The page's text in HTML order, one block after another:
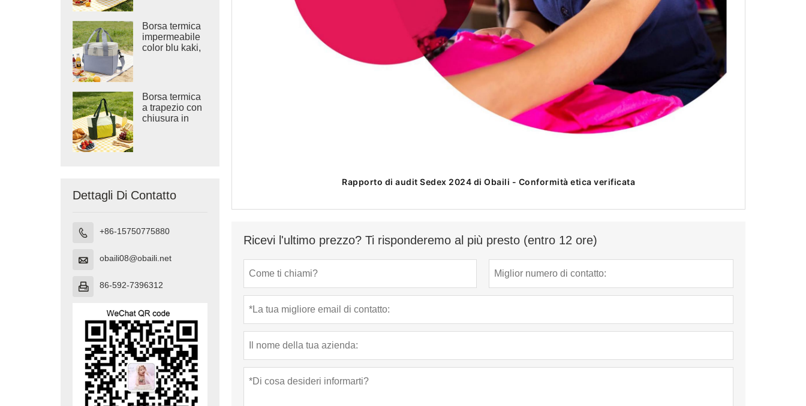
all'interno.
Borsa termica
impermeabile
color blu kaki,
Borsa termica
a trapezio con
chiusura in
Dettagli Di Contatto
 +86-15750775880
 obaili08@obaili.net
 86-592-7396312
Rapporto di audit Sedex 2024 di Obaili - Conformità etica verificata
Ricevi l'ultimo prezzo? Ti risponderemo al più presto (entro 12 ore)